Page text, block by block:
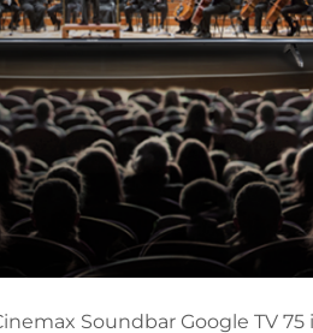
Soundbar Google TV 75